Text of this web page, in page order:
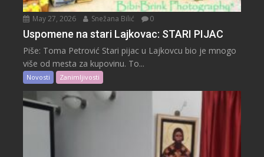
May 27, 2026 Snežana Bilić 0
Uspomene na stari Lajkovac: STARI PIJAC
Piše: Toma Petrović Stari pijac u Lajkovcu bio je mnogo
više od mesta za kupovinu. To...
Novosti Zanimljivosti